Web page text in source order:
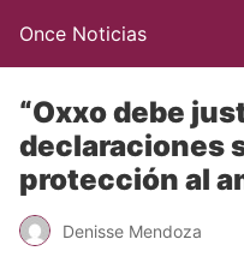
Once Noticias
“Oxxo debe
declaraciones
protección al
Denisse Mendoza